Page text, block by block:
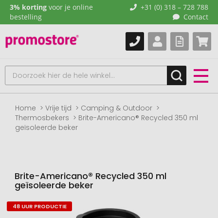
3% korting voor je online
bestelling
+31 (0) 318 – 728 788
Contact
Home Vrije tijd
Camping & Outdoor
Thermosbekers
Brite-Americano® Recycled 350 ml
geïsoleerde beker
Brite-Americano® Recycled 350 ml
geïsoleerde beker
Naar
48 UUR PRODUCTIE